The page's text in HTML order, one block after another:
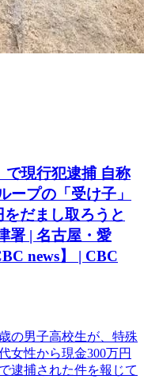
で現行犯逮捕 自称
ープの「受け子」
だまし取ろうと
署 | 名古屋・愛
news】 | CBC
の男子高校生が、特殊
女性から現金300万円
逮捕された件を報じて